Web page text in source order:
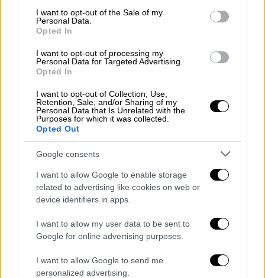
consent section.
I want to opt-out of the Sale of my
Personal Data.
Opted In
I want to opt-out of processing my
Personal Data for Targeted Advertising.
Opted In
I want to opt-out of Collection, Use,
Retention, Sale, and/or Sharing of my
Personal Data that Is Unrelated with the
Purposes for which it was collected.
Opted Out
Google consents
I want to allow Google to enable storage
related to advertising like cookies on web or
device identifiers in apps.
I want to allow my user data to be sent to
Google for online advertising purposes.
I want to allow Google to send me
personalized advertising.
Βάζετε το παντελόνι μέσα από τις
κάλτσες και τις μπότες. Φοράτε γάντια,
ιδίως, όταν αγγίζετε χόρτα/ φυτά ή ζώα
με τα χέρια σας (βάζετε τα μανίκια της
μπλούζας μέσα στα γάντια).
λοσιόν στο γυμνό/ακάλυπτο δέρμα και
επάνω από τα ρούχα σας (σύμφωνα με
τις οδηγίες χρήσης).
Μην ξαπλώνετε και μην κάθεστε
απευθείας στο έδαφος στην ύπαιθρο.
Κάντε ντους ή μπάνιο αμέσως μετά την
επιστροφή σας από την ύπαιθρο.
Εξετάζετε προσεκτικά τα ρούχα και το
δέρμα σας για τσιμπούρια, κατά τη
διάρκεια και μετά τη δραστηριότητα
στην ύπαιθρο. Αφού επιστρέψετε σπίτι,
βγάλτε τα ρούχα, τις κάλτσες και τα